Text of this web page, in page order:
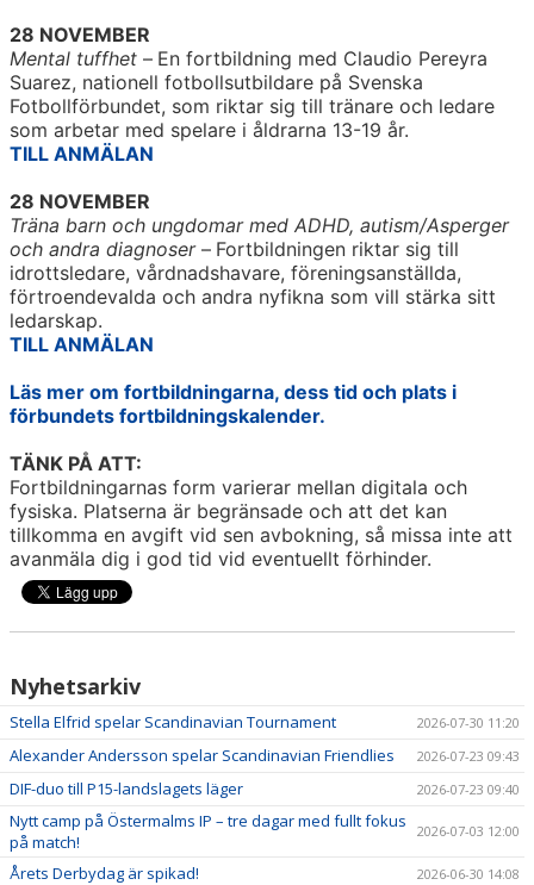
28 NOVEMBER
Mental tuffhet – En fortbildning med Claudio Pereyra
Suarez, nationell fotbollsutbildare på Svenska
Fotbollförbundet, som riktar sig till tränare och ledare
som arbetar med spelare i åldrarna 13-19 år.
TILL ANMÄLAN
28 NOVEMBER
Träna barn och ungdomar med ADHD, autism/Asperger
och andra diagnoser– Fortbildningen riktar sig till
idrottsledare, vårdnadshavare, föreningsanställda,
förtroendevalda och andra nyfikna som vill stärka sitt
ledarskap.
TILL ANMÄLAN
Läs mer om fortbildningarna, dess tid och plats i
förbundets fortbildningskalender.
TÄNK PÅ ATT:
Fortbildningarnas form varierar mellan digitala och
fysiska. Platserna är begränsade och att det kan
tillkomma en avgift vid sen avbokning, så missa inte att
avanmäla dig i god tid vid eventuellt förhinder.
Nyhetsarkiv
Stella Elfrid spelar Scandinavian Tournament 2026-07-30 11:20
Alexander Andersson spelar Scandinavian Friendlies 2026-07-23 09:43
DIF-duo till P15-landslagets läger 2026-07-23 09:40
Nytt camp på Östermalms IP – tre dagar med fullt fokus
på match!
2026-07-03 12:00
Årets Derbydag är spikad! 2026-06-30 14:08